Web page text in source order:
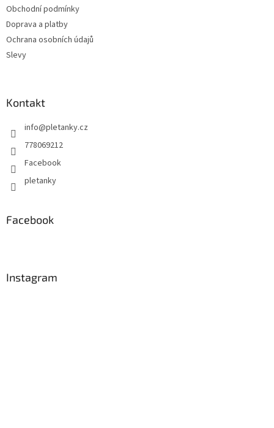
Obchodní podmínky
Doprava a platby
Ochrana osobních údajů
Slevy
Kontakt
info@pletanky.cz
778069212
Facebook
pletanky
Facebook
Instagram